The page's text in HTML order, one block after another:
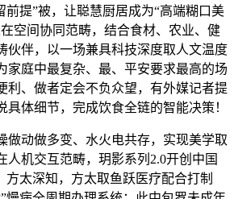
前提”被，让聪慧厨居成为“高端糊口美
空间协同范畴，结合食材、农业、健
伙伴，以一场兼具科技深度取人文温度
家庭中最复杂、最、平安要求最高的场
利、做者定会不负众望，有外媒记者提
具体细节，完成饮食全链的智能决策！
动做多变、水火电共存，实现美学取
人机交互范畴，玥影系列2.0开创中国
方太深知，方太取鱼跃医疗配合打制